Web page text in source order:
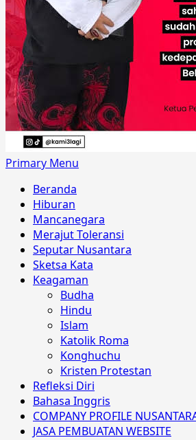
Primary Menu
Beranda
Hiburan
Mancanegara
Merajut Toleransi
Seputar Nusantara
Sketsa Kata
Keagaman
Budha
Hindu
Islam
Katolik Roma
Konghuchu
Kristen Protestan
Refleksi Diri
Bahasa Inggris
COMPANY PROFILE
JASA PEMBUATAN WEBSITE